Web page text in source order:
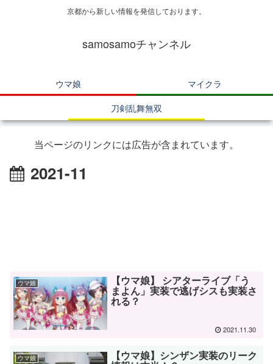
京都から新しい情報を発信しております。
samosamoチャンネル
ウマ娘
マイクラ
刀剣乱舞無双
当ページのリンクには広告が含まれています。
2021-11
ウマ娘 【ウマ娘】 シアターライブ「う
まよん」実装で逃げシスも実装さ
れる？
2021.11.30
ウマ娘 【ウマ娘】シンザン実装のリーク